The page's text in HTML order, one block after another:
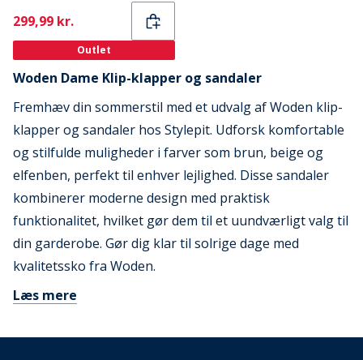
Current
299,99 kr.
Outlet
Woden Dame Klip-klapper og sandaler
Fremhæv din sommerstil med et udvalg af Woden klip-
klapper og sandaler hos Stylepit. Udforsk komfortable
og stilfulde muligheder i farver som brun, beige og
elfenben, perfekt til enhver lejlighed. Disse sandaler
kombinerer moderne design med praktisk
funktionalitet, hvilket gør dem til et uundværligt valg til
din garderobe. Gør dig klar til solrige dage med
kvalitetssko fra Woden.
Læs mere